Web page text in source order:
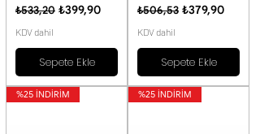
Normal Fiyat
₺533,20 İndirimli Fiyat
₺399,90
KDV dahil
Sepete Ekle
Normal Fiyat
₺506,53 İndirimli Fiyat
₺379,90
KDV dahil
Sepete Ekle
%25 İNDİRİM %25 İNDİRİM